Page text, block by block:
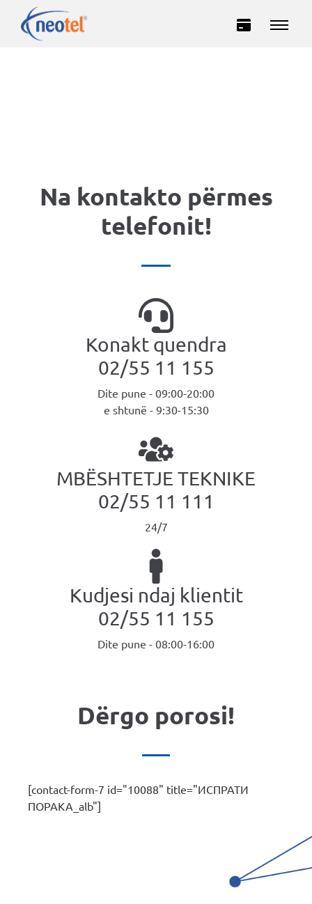
Домашни Деловни
MOJ НЕОТЕЛ
Na kontakto përmes
telefonit!
Konakt quendra
02/55 11 155
Dite pune - 09:00-20:00
e shtunë - 9:30-15:30
MBËSHTETJE TEKNIKE
02/55 11 111
24/7
Kudjesi ndaj klientit
02/55 11 155
Dite pune - 08:00-16:00
Dërgo porosi!
[contact-form-7 id="10088" title="ИСПРАТИ
ПОРАКА_alb"]